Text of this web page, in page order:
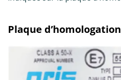
Plaque d’homologation